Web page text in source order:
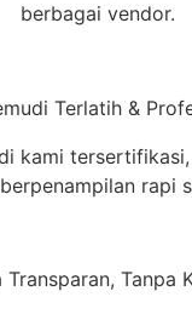
berbagai vendor.
Terlatih &
kami
rapi
Transparan, Tanpa